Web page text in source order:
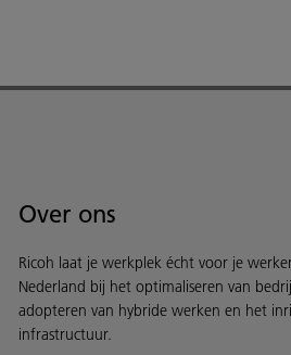
Over ons
Ricoh laat je werkplek écht voor je
Nederland bij het optimaliseren van
adopteren van hybride werken en het
infrastructuur.